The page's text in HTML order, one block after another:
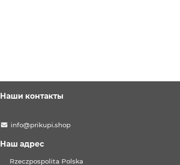
Наши контакты
info@prikupi.shop
Наш адрес
Rzeczpospolita Polska